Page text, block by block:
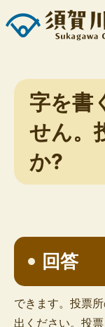
字を書
せん。
か?
回答
できます。投票
出ください。投